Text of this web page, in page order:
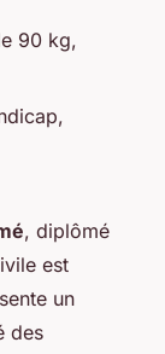
90 kg,
, diplômé
est
un
des